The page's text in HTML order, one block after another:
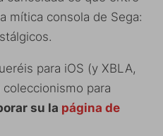
mítica consola de Sega:
para iOS (y XBLA,
para
su la página de